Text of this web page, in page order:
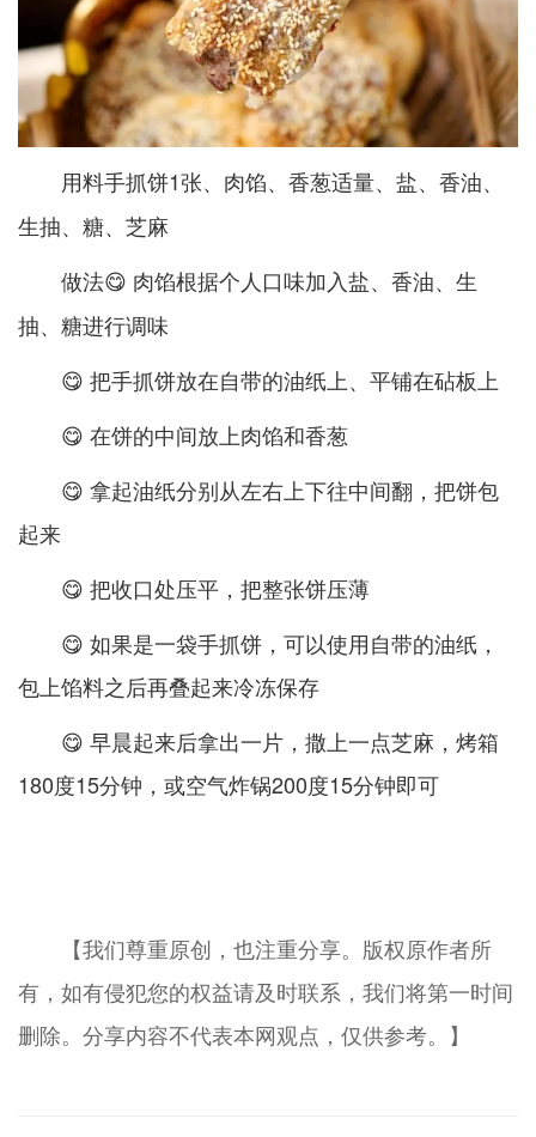
用料手抓饼1张、肉馅、香葱适量、盐、香油、
生抽、糖、芝麻
做法😋 肉馅根据个人口味加入盐、香油、生
抽、糖进行调味
😋 把手抓饼放在自带的油纸上、平铺在砧板上
😋 在饼的中间放上肉馅和香葱
😋 拿起油纸分别从左右上下往中间翻，把饼包
起来
😋 把收口处压平，把整张饼压薄
😋 如果是一袋手抓饼，可以使用自带的油纸，
包上馅料之后再叠起来冷冻保存
😋 早晨起来后拿出一片，撒上一点芝麻，烤箱
180度15分钟，或空气炸锅200度15分钟即可
【我们尊重原创，也注重分享。版权原作者所
有，如有侵犯您的权益请及时联系，我们将第一时间
删除。分享内容不代表本网观点，仅供参考。】